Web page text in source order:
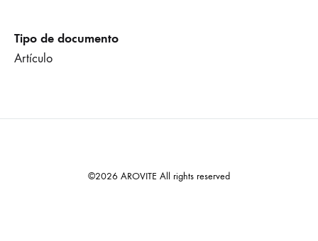
Tipo de documento
Artículo
©2026 AROVITE All rights reserved